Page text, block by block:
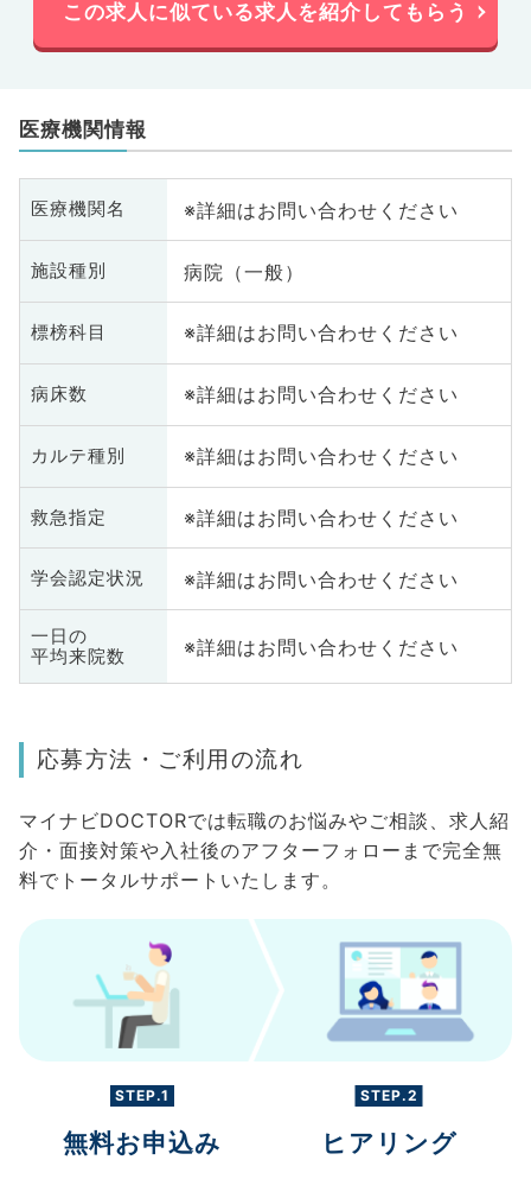
この求人に似ている求人を紹介してもらう
医療機関情報
医療機関名 ※詳細はお問い合わせください
施設種別 病院（一般）
標榜科目 ※詳細はお問い合わせください
病床数 ※詳細はお問い合わせください
カルテ種別 ※詳細はお問い合わせください
救急指定 ※詳細はお問い合わせください
学会認定状況 ※詳細はお問い合わせください
一日の
平均来院数
※詳細はお問い合わせください
応募方法・ご利用の流れ
マイナビDOCTORでは転職のお悩みやご相談、求人紹
介・面接対策や入社後のアフターフォローまで完全無
料でトータルサポートいたします。
STEP.1
無料お申込み
STEP.2
ヒアリング